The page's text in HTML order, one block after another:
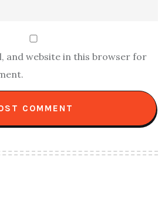
and website in this browser for